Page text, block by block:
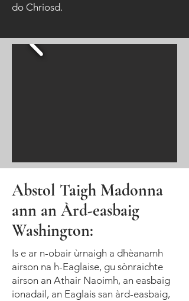
do Chriosd.
Abstol Taigh Madonna
ann an Àrd-easbaig
Washington:
Is e ar n-obair ùrnaigh a dhèanamh
airson na h-Eaglaise, gu sònraichte
airson an Athair Naoimh, an easbaig
ionadail, an Eaglais san àrd-easbaig,